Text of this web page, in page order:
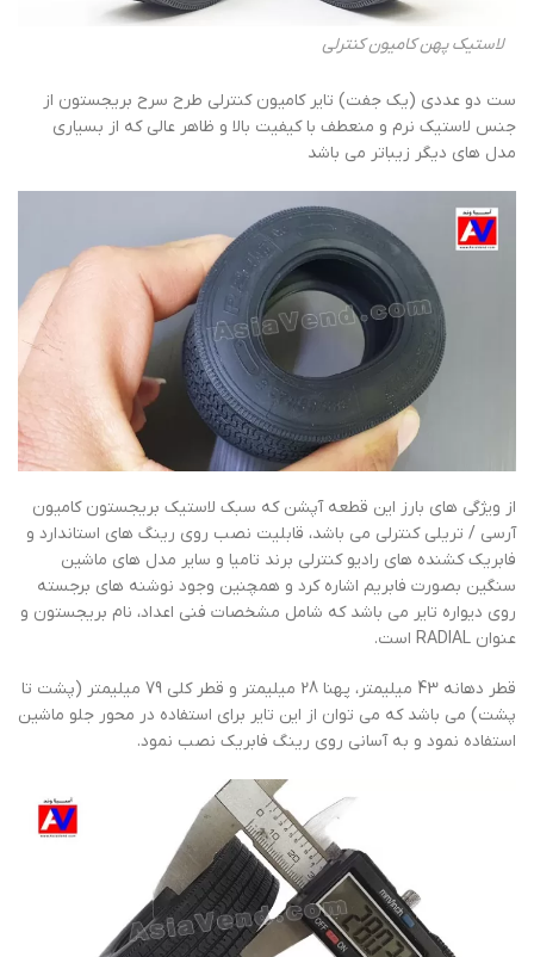
لاستیک پهن کامیون کنترلی
ست دو عددی (یک جفت) تایر کامیون کنترلی طرح سرح بریجستون از
جنس لاستیک نرم و منعطف با کیفیت بالا و ظاهر عالی که از بسیاری
مدل های دیگر زیباتر می باشد
از ویژگی های بارز این قطعه آپشن که سبک لاستیک بریجستون کامیون
آرسی / تریلی کنترلی می باشد، قابلیت نصب روی رینگ های استاندارد و
فابریک کشنده های رادیو کنترلی برند تامیا و سایر مدل های ماشین
سنگین بصورت فابریم اشاره کرد و همچنین وجود نوشنه های برجسته
روی دیواره تایر می باشد که شامل مشخصات فنی اعداد، نام بریجستون و
عنوان RADIAL است.
قطر دهانه 43 میلیمتر، پهنا 28 میلیمتر و قطر کلی 79 میلیمتر (پشت تا
پشت) می باشد که می توان از این تایر برای استفاده در محور جلو ماشین
استفاده نمود و به آسانی روی رینگ فابریک نصب نمود.